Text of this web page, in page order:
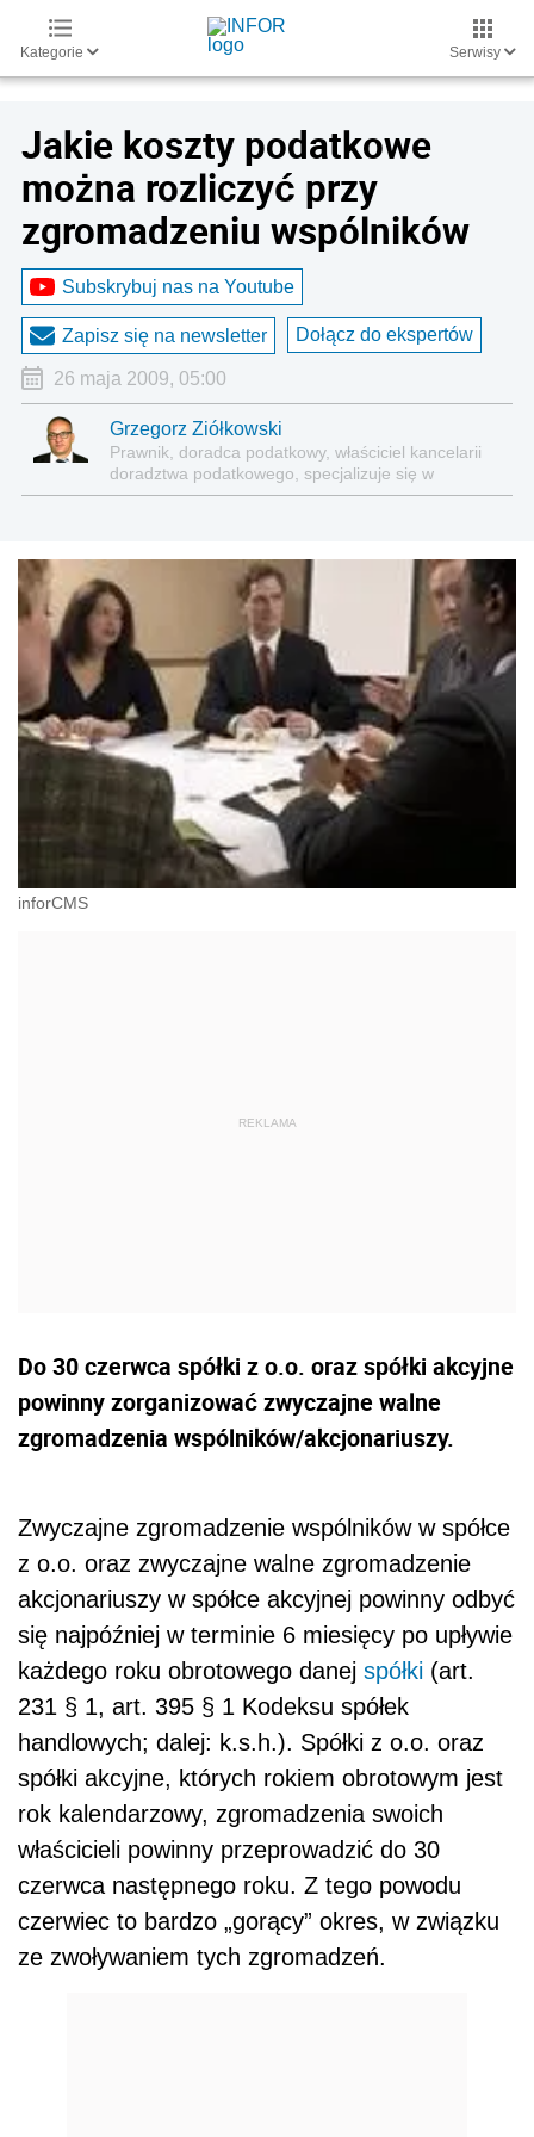
Kategorie Serwisy
Jakie koszty podatkowe
można rozliczyć przy
zgromadzeniu wspólników
Subskrybuj nas na Youtube
Zapisz się na newsletter Dołącz do ekspertów
26 maja 2009, 05:00
Grzegorz Ziółkowski
Prawnik, doradca podatkowy, właściciel kancelarii
doradztwa podatkowego, specjalizuje się w
podatkach dochodowych, zarówno od osób
inforCMS
Do 30 czerwca spółki z o.o. oraz spółki akcyjne
powinny zorganizować zwyczajne walne
zgromadzenia wspólników/akcjonariuszy.
Zwyczajne zgromadzenie wspólników w spółce
z o.o. oraz zwyczajne walne zgromadzenie
akcjonariuszy w spółce akcyjnej powinny odbyć
się najpóźniej w terminie 6 miesięcy po upływie
każdego roku obrotowego danej spółki (art.
231 § 1, art. 395 § 1 Kodeksu spółek
handlowych; dalej: k.s.h.). Spółki z o.o. oraz
spółki akcyjne, których rokiem obrotowym jest
rok kalendarzowy, zgromadzenia swoich
właścicieli powinny przeprowadzić do 30
czerwca następnego roku. Z tego powodu
czerwiec to bardzo „gorący” okres, w związku
ze zwoływaniem tych zgromadzeń.